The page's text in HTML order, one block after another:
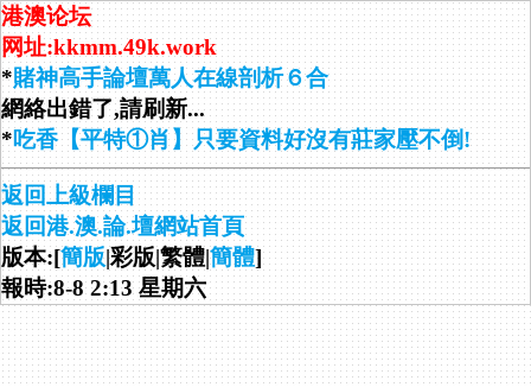
港澳论坛
网址:kkmm.49k.work
*賭神高手論壇萬人在線剖析６合
網絡出錯了,請刷新...
*吃香【平特①肖】只要資料好沒有莊家壓不倒!
返回上級欄目
返回港.澳.論.壇網站首頁
版本:[簡版|彩版|繁體|簡體]
報時:8-8 2:13 星期六